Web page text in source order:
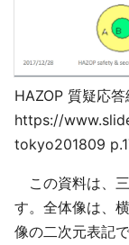
HAZOP 質疑応
https://
tokyo201809
この資料は、
す。全体像は、
像の二次元表記